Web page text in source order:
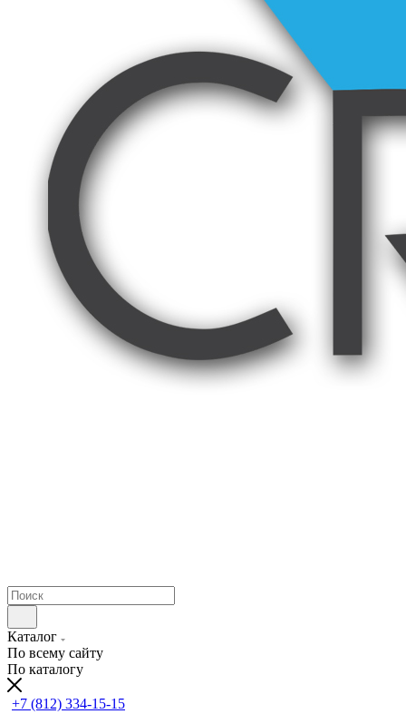
Каталог
По всему сайту
По каталогу
+7 (812) 334-15-15